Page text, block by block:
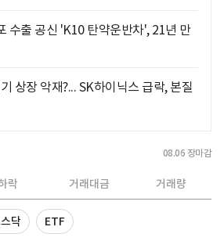
수출 공신 'K10 탄약운반차', 21년 만
상장 악재?... SK하이닉스 급락, 본질
08.06 장마감
락 거래대금 거래량
닥 ETF